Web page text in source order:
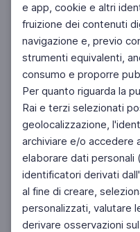
e app, cookie e altri
fruizione dei contenuti
navigazione e, previo
strumenti equivalenti,
consumo e proporre
Per quanto riguarda la
Rai e terzi selezionati
geolocalizzazione,
archiviare e/o accedere
elaborare dati personali
identificatori derivati
al fine di creare,
personalizzati, valutare
derivare osservazioni